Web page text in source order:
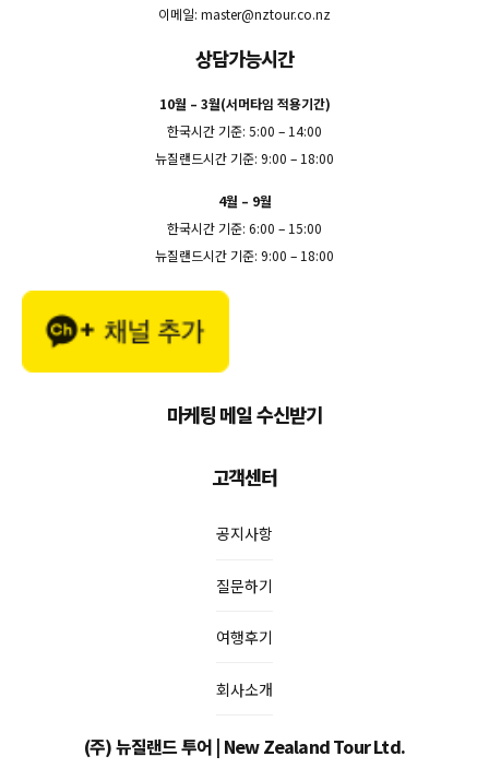
이메일: master@nztour.co.nz
상담가능시간
10월 – 3월(서머타임 적용기간)
한국시간 기준: 5:00 – 14:00
뉴질랜드시간 기준: 9:00 – 18:00
4월 – 9월
한국시간 기준: 6:00 – 15:00
뉴질랜드시간 기준: 9:00 – 18:00
마케팅 메일 수신받기
고객센터
공지사항
질문하기
여행후기
회사소개
(주) 뉴질랜드 투어 | New Zealand Tour Ltd.